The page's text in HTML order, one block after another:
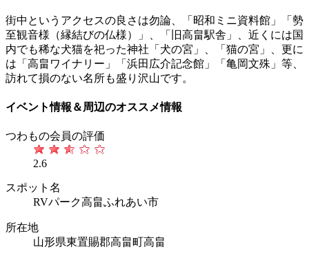
街中というアクセスの良さは勿論、「昭和ミニ資料館」「勢
至観音様（縁結びの仏様）」、「旧高畠駅舎」、近くには国
内でも稀な犬猫を祀った神社「犬の宮」、「猫の宮」、更に
は「高畠ワイナリー」「浜田広介記念館」「亀岡文殊」等、
訪れて損のない名所も盛り沢山です。
イベント情報＆周辺のオススメ情報
つわもの会員の評価
2.6
スポット名
RVパーク高畠ふれあい市
所在地
山形県東置賜郡高畠町高畠